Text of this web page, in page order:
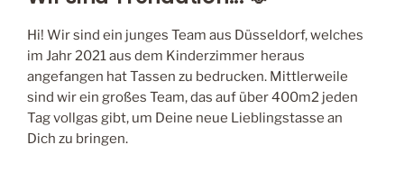
Hi! Wir sind ein junges Team aus Düsseldorf, welches
im Jahr 2021 aus dem Kinderzimmer heraus
angefangen hat Tassen zu bedrucken. Mittlerweile
sind wir ein großes Team, das auf über 400m2 jeden
Tag vollgas gibt, um Deine neue Lieblingstasse an
Dich zu bringen.